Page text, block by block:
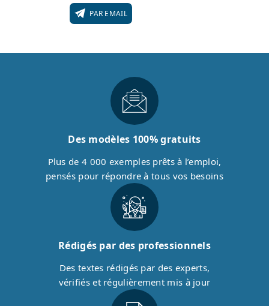
PAR EMAIL
Des modèles 100% gratuits
Plus de 4 000 exemples prêts à l’emploi,
pensés pour répondre à tous vos besoins
Rédigés par des professionnels
Des textes rédigés par des experts,
vérifiés et régulièrement mis à jour